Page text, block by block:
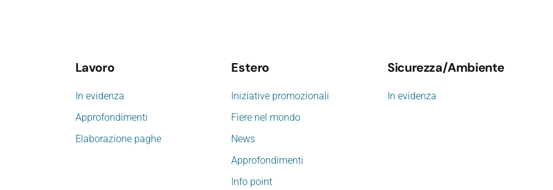
Lavoro
In evidenza
Approfondimenti
Elaborazione paghe
Estero
Iniziative promozionali
Fiere nel mondo
News
Approfondimenti
Info point
Sicurezza/Ambiente
In evidenza